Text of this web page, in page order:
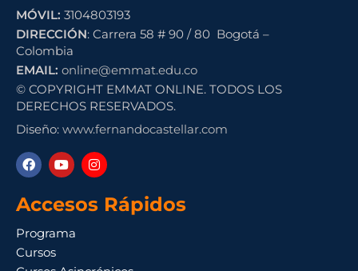
MÓVIL: 3104803193
DIRECCIÓN: Carrera 58 # 90 / 80 Bogotá –
Colombia
EMAIL: online@emmat.edu.co
© COPYRIGHT EMMAT ONLINE. TODOS LOS
DERECHOS RESERVADOS.
Diseño: www.fernandocastellar.com
Accesos Rápidos
Programa
Cursos